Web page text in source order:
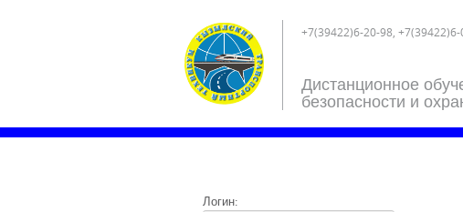
+7(39422)6-20-98,
Дистанционное
безопасности и
Логин: